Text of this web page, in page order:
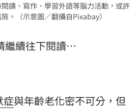
讀、寫作、學習外語等腦力活動，或許
。（示意圖／翻攝自Pixabay）
繼續往下閱讀…
症與年齡老化密不可分，但